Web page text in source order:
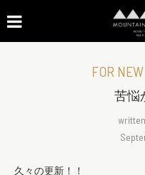
FOR
苦悩
久々の更新！！